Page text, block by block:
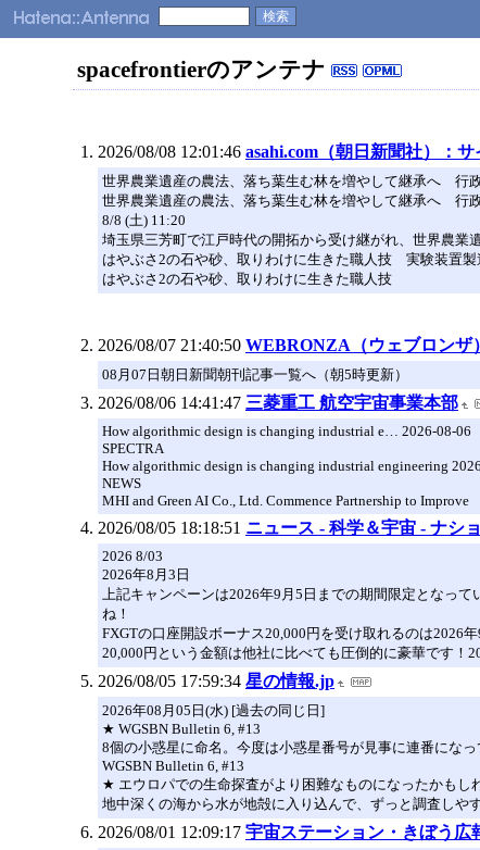
spacefrontierのアンテナ
2026/08/08 12:01:46 asahi.com（朝日新聞社）：
世界農業遺産の農法、落ち葉生む林を増やして継承へ 行
世界農業遺産の農法、落ち葉生む林を増やして継承へ 行
8/8 (土) 11:20
埼玉県三芳町で江戸時代の開拓から受け継がれ、世界農業
はやぶさ2の石や砂、取りわけに生きた職人技 実験装置製
はやぶさ2の石や砂、取りわけに生きた職人技
2026/08/07 21:40:50 WEBRONZA（ウェブロンザ
08月07日朝日新聞朝刊記事一覧へ（朝5時更新）
2026/08/06 14:41:47 三菱重工 航空宇宙事業本部
How algorithmic design is changing industrial e… 2026-08-06
SPECTRA
How algorithmic design is changing industrial engineering
NEWS
MHI and Green AI Co., Ltd. Commence Partnership to Improve
2026/08/05 18:18:51 ニュース - 科学＆宇宙 - ナシ
2026 8/03
2026年8月3日
上記キャンペーンは2026年9月5日までの期間限定となっ
ね！
FXGTの口座開設ボーナス20,000円を受け取れるのは2026年
20,000円という金額は他社に比べても圧倒的に豪華です！
2026/08/05 17:59:34 星の情報.jp
2026年08月05日(水) [過去の同じ日]
★ WGSBN Bulletin 6, #13
8個の小惑星に命名。今度は小惑星番号が見事に連番にな
WGSBN Bulletin 6, #13
★ エウロパでの生命探査がより困難なものになったかもし
地中深くの海から水が地殻に入り込んで、ずっと調査しや
2026/08/01 12:09:17 宇宙ステーション・きぼう